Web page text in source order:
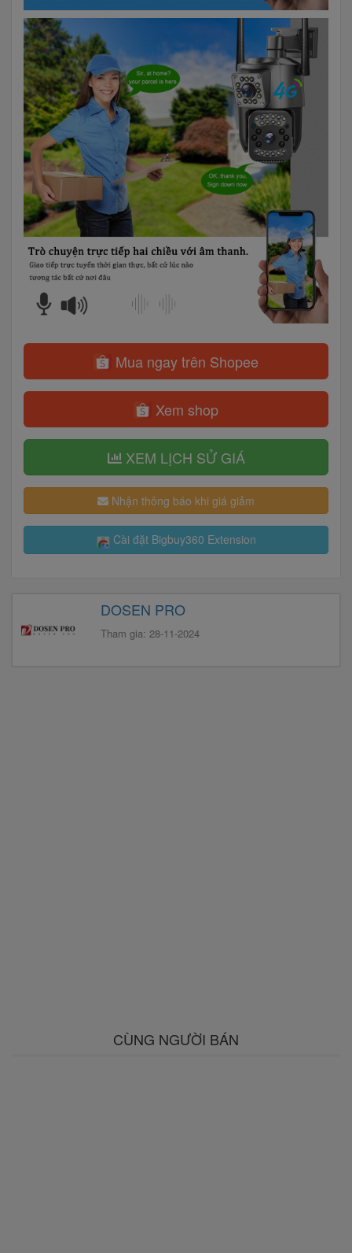
Mua ngay trên Shopee
Xem shop
XEM LỊCH SỬ GIÁ
Nhận thông báo khi giá giảm
Cài đặt Bigbuy360 Extension
DOSEN PRO
Tham gia: 28-11-2024
CÙNG NGƯỜI BÁN